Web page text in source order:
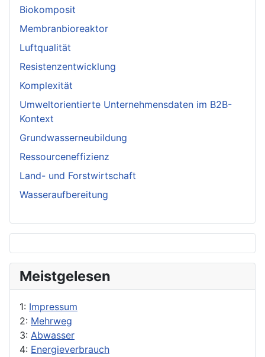
Biokomposit
Membranbioreaktor
Luftqualität
Resistenzentwicklung
Komplexität
Umweltorientierte Unternehmensdaten im B2B-
Kontext
Grundwasserneubildung
Ressourceneffizienz
Land- und Forstwirtschaft
Wasseraufbereitung
Meistgelesen
1: Impressum
2: Mehrweg
3: Abwasser
4: Energieverbrauch